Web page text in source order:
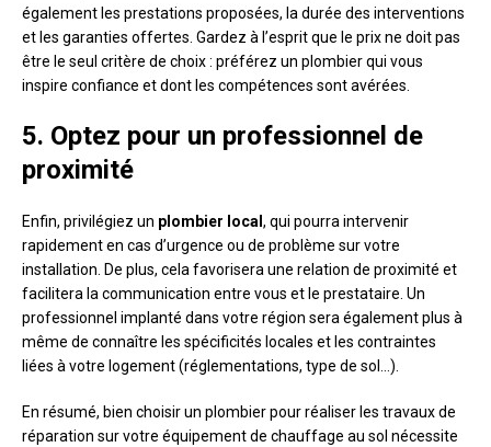
également les prestations proposées, la durée des interventions
et les garanties offertes. Gardez à l’esprit que le prix ne doit pas
être le seul critère de choix : préférez un plombier qui vous
inspire confiance et dont les compétences sont avérées.
5. Optez pour un professionnel de
proximité
Enfin, privilégiez un plombier local , qui pourra intervenir
rapidement en cas d’urgence ou de problème sur votre
installation. De plus, cela favorisera une relation de proximité et
facilitera la communication entre vous et le prestataire. Un
professionnel implanté dans votre région sera également plus à
même de connaître les spécificités locales et les contraintes
liées à votre logement (réglementations, type de sol…).
En résumé, bien choisir un plombier pour réaliser les travaux de
réparation sur votre équipement de chauffage au sol nécessite